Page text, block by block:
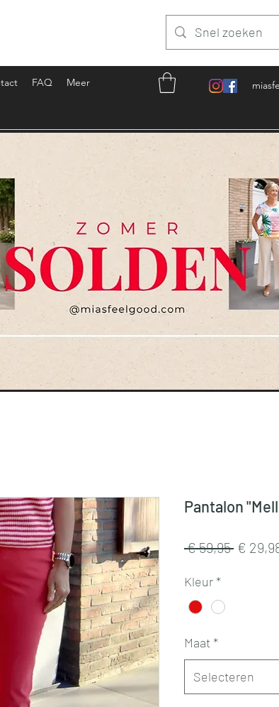
FAQ Meer
Pantalon
€ 59,95 €
Kleur*
Maat*
Selecteren